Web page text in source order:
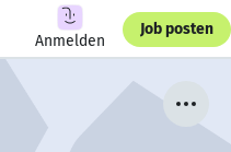
Anmelden
Job posten